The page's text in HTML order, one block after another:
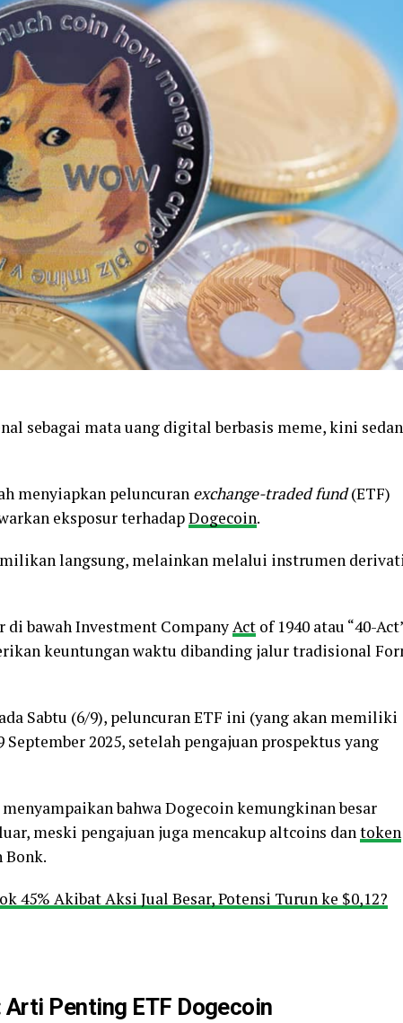
sebagai mata uang digital berbasis meme, kini
menyiapkan peluncuran exchange-traded fund(ETF)
eksposur terhadapDogecoin.
langsung, melainkan melalui instrumen
bawah Investment CompanyAct of 1940 atau “40-
keuntungan waktu dibanding jalur tradisional
Sabtu (6/9), peluncuran ETF ini (yang akan memiliki
2025, setelah pengajuan prospektus yang
bahwa Dogecoin kemungkinan besar
meski pengajuan juga mencakup altcoins dantoken
Bonk.
45% Akibat Aksi Jual Besar, Potensi Turun ke $0,12?
Penting ETF Dogecoin